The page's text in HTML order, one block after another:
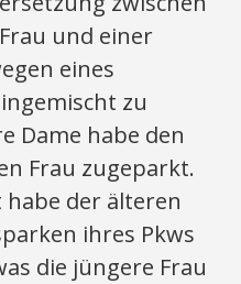
und einer
eines
zu
Dame habe den
Frau zugeparkt.
der älteren
ihres Pkws
die jüngere Frau